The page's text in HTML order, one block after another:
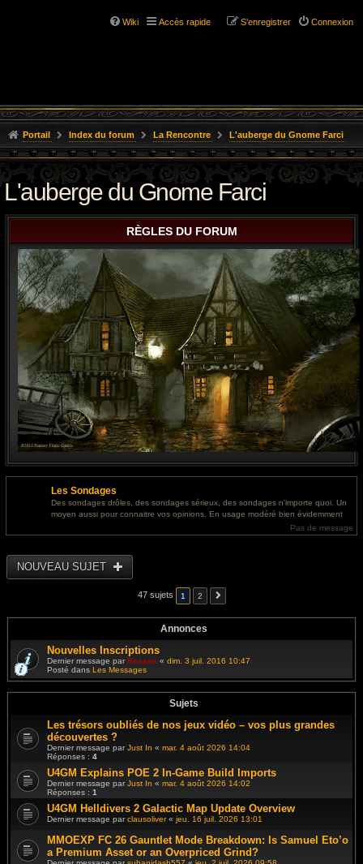
Wiki Accès rapide Connexion
S’enregistrer
Portail Index du forum La Rencontre L'auberge du Gnome Farci
L'auberge du Gnome Farci
RÈGLES DU FORUM
Les Sondages
Des sondages drôles, des sondages sérieux, des sondages n'importe quoi. Un
moyen aussi pour connaitre vos opinions. En usage modéré bien évidemment
Pas de message
NOUVEAU SUJET
47 sujets 1 2
Annonces
Nouvelles Inscriptions
Dernier message parResane « dim. 3 juil. 2016 10:47
Posté dans Les Messages
Sujets
Les trésors oubliés de nos jeux vidéo – vos plus grandes
découvertes ?
Dernier message parJust In « mar. 4 août 2026 14:04
Réponses : 4
U4GM Explains POE 2 In-Game Build Imports
Dernier message parJust In « mar. 4 août 2026 14:02
Réponses : 1
U4GM Helldivers 2 Galactic Map Update Overview
Dernier message parclausoliver« jeu. 16 juil. 2026 13:01
MMOEXP FC 26 Gauntlet Mode Breakdown: Is Samuel Eto’o
a Premium Asset or an Overpriced Grind?